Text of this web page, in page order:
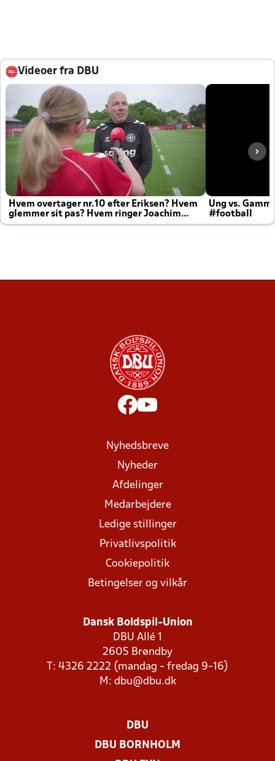
Videoer fra DBU
Hvem overtager nr.10 efter Eriksen? Hvem
glemmer sit pas? Hvem ringer Joachim
altid til efter kampe?
Ung vs.
#football
Nyhedsbreve
Nyheder
Afdelinger
Medarbejdere
Ledige stillinger
Privatlivspolitik
Cookiepolitik
Betingelser og vilkår
Dansk Boldspil-Union
DBU Allé 1
2605 Brøndby
T: 4326 2222 (mandag - fredag 9-16)
M: dbu@dbu.dk
DBU
DBU BORNHOLM